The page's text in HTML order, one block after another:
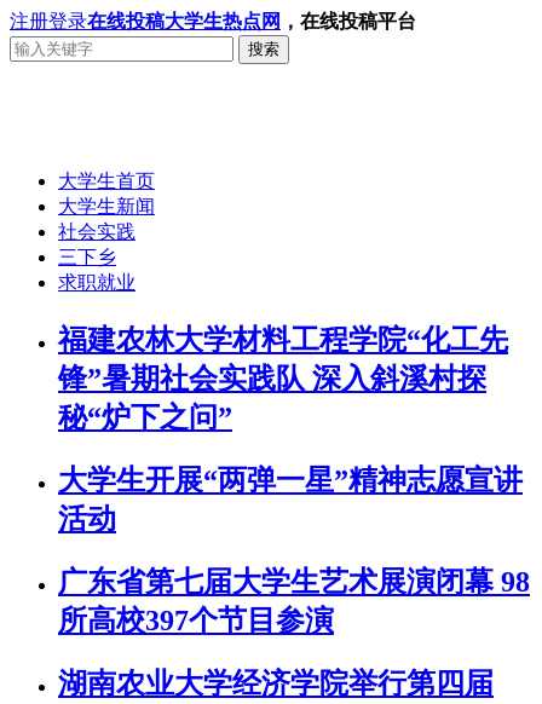
注册登录在线投稿大学生热点网 ，在线投稿平台
搜索
大学生首页
大学生新闻
社会实践
三下乡
求职就业
福建农林大学材料工程学院“化工先
锋”暑期社会实践队 深入斜溪村探
秘“炉下之问”
大学生开展“两弹一星”精神志愿宣讲
活动
广东省第七届大学生艺术展演闭幕 98
所高校397个节目参演
湖南农业大学经济学院举行第四届